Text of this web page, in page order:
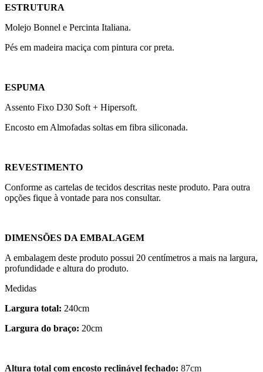
ESTRUTURA
Molejo Bonnel e Percinta Italiana.
Pés em madeira maciça com pintura cor preta.
ESPUMA
Assento Fixo D30 Soft + Hipersoft.
Encosto em Almofadas soltas em fibra siliconada.
REVESTIMENTO
Conforme as cartelas de tecidos descritas neste produto. Para outra
opções fique à vontade para nos consultar.
DIMENSÕES DA EMBALAGEM
A embalagem deste produto possui 20 centímetros a mais na largura,
profundidade e altura do produto.
Medidas
Largura total: 240cm
Largura do braço: 20cm
Altura total com encosto reclinável fechado: 87cm